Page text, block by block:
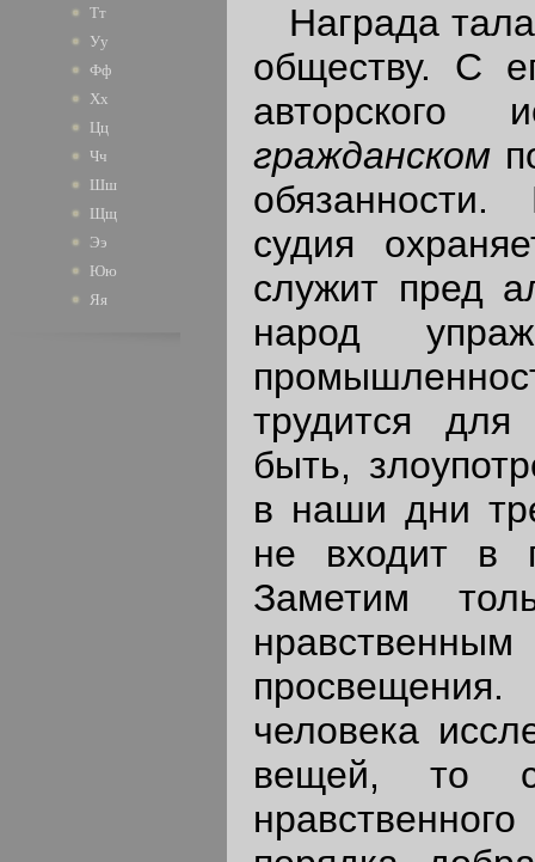
Тт
Уу
Фф
Хх
Цц
Чч
Шш
Щщ
Ээ
Юю
Яя
Награда
обществу. С
авторского
гражданском
судия
служит пред
народ
трудится
быть,
в наши дни
не входит в
Заметим
человека
вещей, то